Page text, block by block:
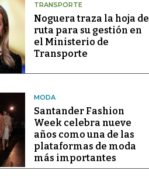
TRANSPORTE
Noguera traza la hoja de
ruta para su gestión en
el Ministerio de
Transporte
MODA
Santander Fashion
Week celebra nueve
años como una de las
plataformas de moda
más importantes